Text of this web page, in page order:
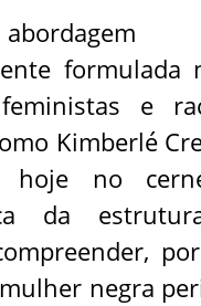
formulada
e
Kimberlé
hoje no
da
negra